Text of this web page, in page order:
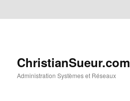
ChristianSueur.com
Administration Systèmes et Réseaux